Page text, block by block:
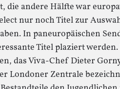
die andere Hälfte war
nur noch Titel zur
In paneuropäischen
Titel plaziert
das Viva-Chef Dieter
Londoner Zentrale